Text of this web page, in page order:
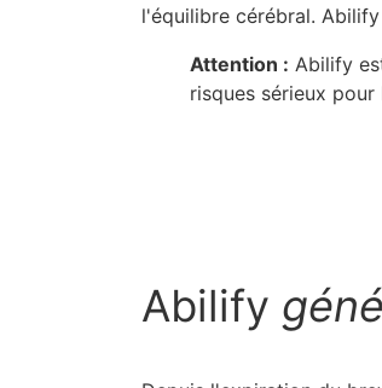
l'équilibre cérébral.
Attention : Abilify
risques sérieux pour
Abilify